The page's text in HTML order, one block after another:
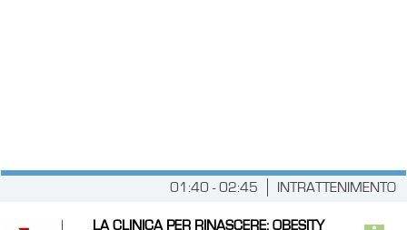
INTRATTENIMENTO
01:40 - 02:45
LA CLINICA PER RINASCERE: OBESITY